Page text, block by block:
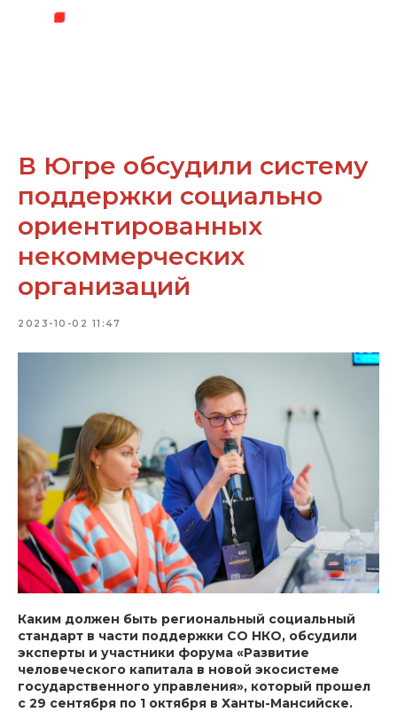
В Югре обсудили систему
поддержки социально
ориентированных
некоммерческих
организаций
2023-10-02 11:47
Каким должен быть региональный социальный
стандарт в части поддержки СО НКО, обсудили
эксперты и участники форума «Развитие
человеческого капитала в новой экосистеме
государственного управления», который прошел
с 29 сентября по 1 октября в Ханты-Мансийске.